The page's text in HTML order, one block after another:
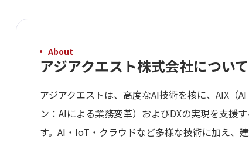
About
アジアクエスト株式会社について
アジアクエストは、高度なAI技術を核に、AIX（
ン：AIによる業務変革）およびDXの実現を支援
す。AI・IoT・クラウドなど多様な技術に加え、